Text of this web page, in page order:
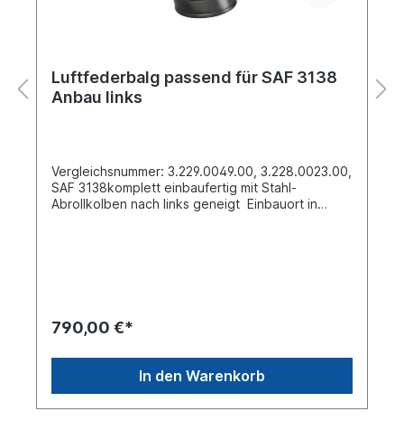
Luftfederbalg passend für SAF 3138
Anbau links
Vergleichsnummer: 3.229.0049.00, 3.228.0023.00,
SAF 3138komplett einbaufertig mit Stahl-
Abrollkolben nach links geneigt Einbauort in
0049 00, CONTI 3138NP01...Zuordnungen Achsen
lieferbar loser Balg ohne Federglocke 6306990Es
handelt sich um ein SAF original Luftfederbalg!
790,00 €*
In den Warenkorb